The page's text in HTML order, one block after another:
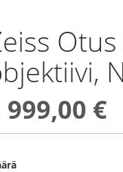
999,00 €